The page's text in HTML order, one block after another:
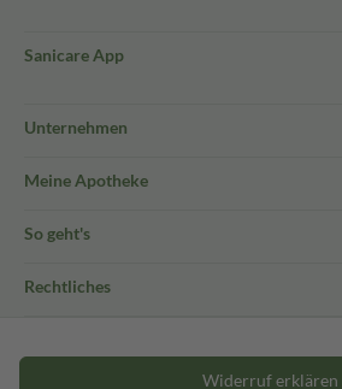
Sanicare App
Unternehmen
Meine Apotheke
So geht's
Rechtliches
Widerruf erklären